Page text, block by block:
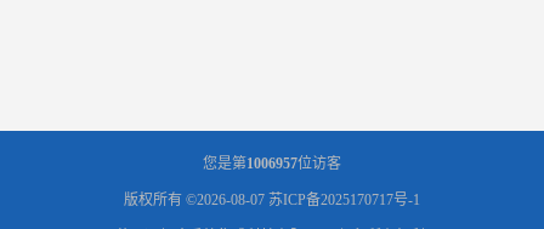
您是第1006957位访客
版权所有 ©2026-08-07 苏ICP备2025170717号-1